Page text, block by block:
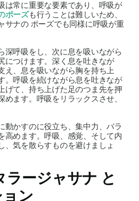
は常に重要な要素であり、呼吸が
ポーズも行うことは難しいため、
サナの ポーズでも同様に呼吸が重
深呼吸をし、次に息を吸いながら
につけます。深く息を吐きなが
え、息を吸いながら胸を持ち上
。呼吸を続けながら息を吐きなが
げて、持ち上げた足のつま先を押
めます。呼吸をリラックスさせ、
動かすのに役立ち、集中力、バラ
高めます。呼吸、感覚、そして内
、気を散らすものを避けましょ
ラージャサナ と
ン